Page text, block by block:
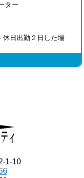
ター
休日出勤２日した場
1-10